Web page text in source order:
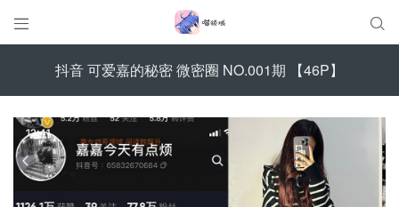
 
抖音 可爱嘉的秘密 微密圈 NO.001期 【46P】